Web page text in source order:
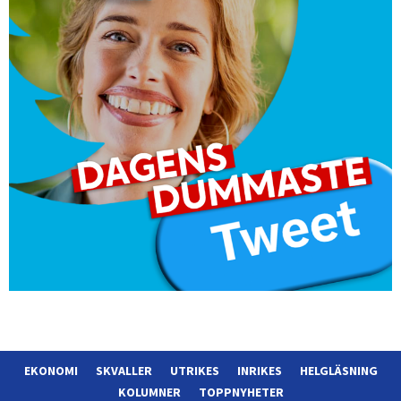
EKONOMI SKVALLER UTRIKES INRIKES
HELGLÄSNING
KOLUMNER
TOPPNYHETER